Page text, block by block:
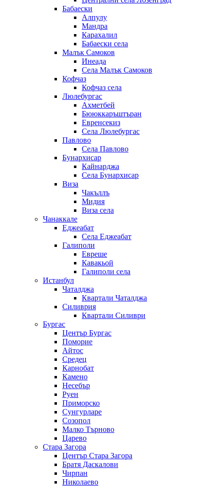
Бабаески
Алпулу
Мандра
Карахалил
Бабаески села
Малък Самоков
Инеада
Села Малък Самоков
Кофчаз
Кофчаз села
Люлебургас
Ахметбей
Бююккаръштъран
Евренсекиз
Села Люлебургас
Павлово
Села Павлово
Бунархисар
Кайнарджа
Села Бунархисар
Виза
Чакъллъ
Мидия
Виза села
Чанаккале
Еджеабат
Села Еджеабат
Галиполи
Евреше
Кавакьой
Галиполи села
Истанбул
Чаталджа
Квартали Чаталджа
Силиврия
Квартали Силиври
Бургас
Център Бургас
Поморие
Айтос
Средец
Карнобат
Камено
Несебър
Руен
Приморско
Сунгурларе
Созопол
Малко Търново
Царево
Стара Загора
Център Стара Загора
Братя Даскалови
Чирпан
Николаево